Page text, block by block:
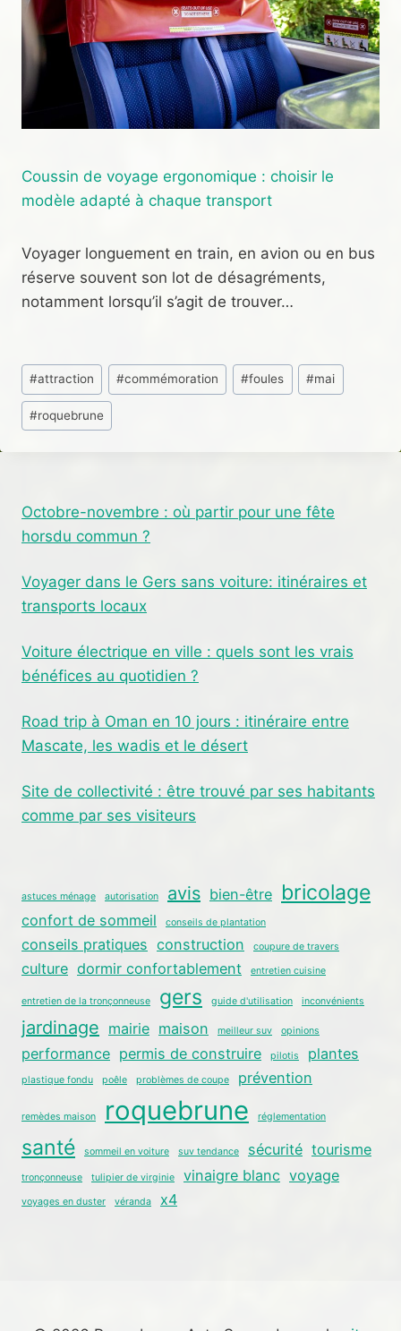
Coussin de voyage ergonomique : choisir le
modèle adapté à chaque transport
Voyager longuement en train, en avion ou en bus
réserve souvent son lot de désagréments,
notamment lorsqu’il s’agit de trouver…
Étiquettes
de
la
#attraction #commémoration #foules #mai
#roquebrune
Octobre-novembre : où partir pour une fête
horsdu commun ?
Voyager dans le Gers sans voiture: itinéraires et
transports locaux
Voiture électrique en ville : quels sont les vrais
bénéfices au quotidien ?
Road trip à Oman en 10 jours : itinéraire entre
Mascate, les wadis et le désert
Site de collectivité : être trouvé par ses habitants
comme par ses visiteurs
astuces ménage autorisation avis bien-être bricolage
confort de sommeil conseils de plantation
conseils pratiques construction coupure de travers
culture dormir confortablement entretien cuisine
entretien de la tronçonneuse gers guide d'utilisation inconvénients
jardinage mairie maison meilleur suv opinions
performance permis de construire pilotis plantes
plastique fondu poêle problèmes de coupe prévention
remèdes maison roquebrune réglementation
santé sommeil en voiture suv tendance sécurité tourisme
tronçonneuse tulipier de virginie vinaigre blanc voyage
voyages en duster véranda x4